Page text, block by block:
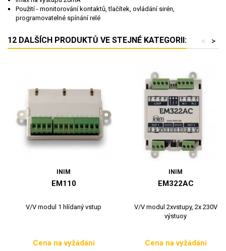
Použití - monitorování kontaktů, tlačítek, ovládání sirén,
programovatelné spínání relé
12 DALŠÍCH PRODUKTŮ VE STEJNÉ KATEGORII: >
<
INIM
EM110
V/V modul 1 hlídaný vstup
Cena
Cena na vyžádání
INIM
EM322AC
V/V modul 2xvstupy, 2x 230V
výstuoy
Cena
Cena na vyžádání